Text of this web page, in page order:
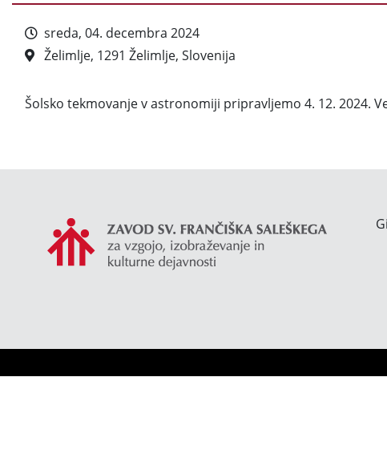
sreda, 04. decembra 2024
Želimlje, 1291 Želimlje, Slovenija
Šolsko tekmovanje v astronomiji pripravljemo 4. 12. 2024.